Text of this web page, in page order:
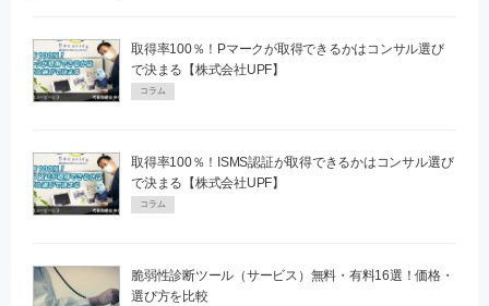
取得率100％！Pマークが取得できるかはコンサル選び
で決まる【株式会社UPF】
コラム
取得率100％！ISMS認証が取得できるかはコンサル選び
で決まる【株式会社UPF】
コラム
脆弱性診断ツール（サービス）無料・有料16選！価格・
選び方を比較